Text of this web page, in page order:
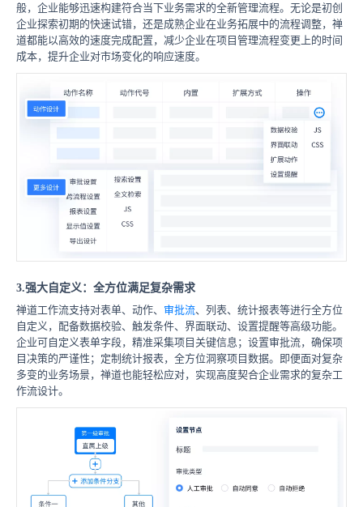
般，企业能够迅速构建符合当下业务需求的全新管理流程。无论是初创
企业探索初期的快速试错，还是成熟企业在业务拓展中的流程调整，禅
道都能以高效的速度完成配置，减少企业在项目管理流程变更上的时间
成本，提升企业对市场变化的响应速度。
3.强大自定义：全方位满足复杂需求
禅道工作流支持对表单、动作、 审批流、列表、统计报表等进行全方位
自定义，配备数据校验、触发条件、界面联动、设置提醒等高级功能。
企业可自定义表单字段，精准采集项目关键信息；设置审批流，确保项
目决策的严谨性；定制统计报表，全方位洞察项目数据。即便面对复杂
多变的业务场景，禅道也能轻松应对，实现高度契合企业需求的复杂工
作流设计。